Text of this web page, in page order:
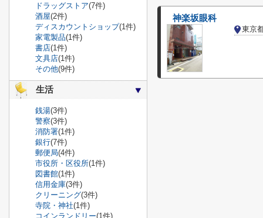
神楽坂眼科
東京
ドラッグストア(7件)
酒屋(2件)
ディスカウントショップ(1件)
家電製品(1件)
書店(1件)
文具店(1件)
その他(9件)
生活
銭湯(3件)
警察(3件)
消防署(1件)
銀行(7件)
郵便局(4件)
市役所・区役所(1件)
図書館(1件)
信用金庫(3件)
クリーニング(3件)
寺院・神社(1件)
コインランドリー(1件)